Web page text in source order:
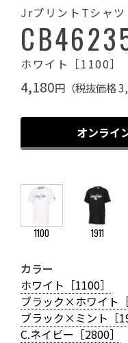
JrプリントTシャツ
ホワイト［1100］
4,180円（税抜価格
オンライ
1100 1911
カラー
ホワイト［1100］
ブラック×ホワイト［
ブラック×ミント［
C.ネイビー［2800］